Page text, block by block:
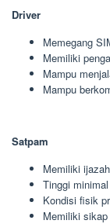
Driver
Memegang
Memiliki
Mampu
Mampu
Satpam
Memiliki
Tinggi
Kondisi fisik
Memiliki